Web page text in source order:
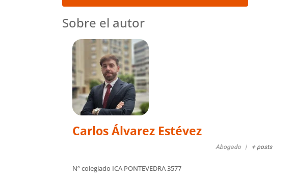
Sobre el autor
Carlos Álvarez Estévez
Abogado | + posts
Nº colegiado ICA PONTEVEDRA 3577